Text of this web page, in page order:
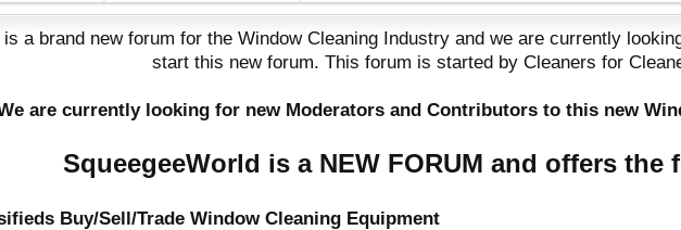
is a brand new forum for the Window Cleaning Industry and we are currently
start this new forum. This forum is started by Cleaners for
are currently looking for new Moderators and Contributors to this new
SqueegeeWorld is a NEW FORUM and offers the
Buy/Sell/Trade Window Cleaning Equipment